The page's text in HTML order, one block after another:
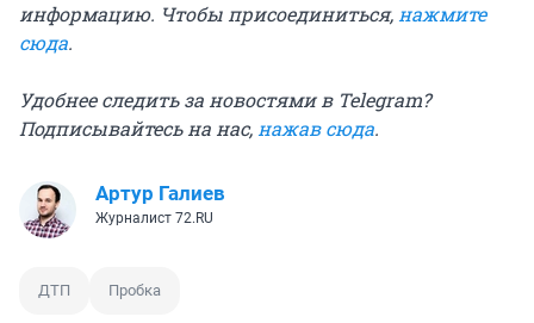
информацию. Чтобы присоединиться,нажмите
сюда.
Удобнее следить за новостями в Telegram?
Подписывайтесь на нас,нажав сюда.
Артур Галиев
Журналист 72.RU
ДТП Пробка